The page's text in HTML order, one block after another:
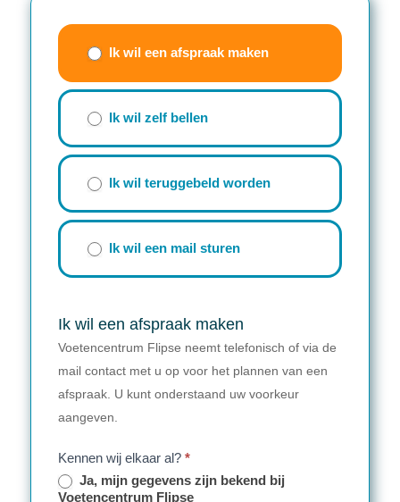
Contactwizzard
(beknopt
formulier)
Ik wil een afspraak maken
Ik wil zelf bellen
Ik wil teruggebeld worden
Ik wil een mail sturen
Ik wil een afspraak maken
Voetencentrum Flipse neemt telefonisch of via de
mail contact met u op voor het plannen van een
afspraak. U kunt onderstaand uw voorkeur
aangeven.
Kennen wij elkaar al? *
Ja, mijn gegevens zijn bekend bij
Voetencentrum Flipse